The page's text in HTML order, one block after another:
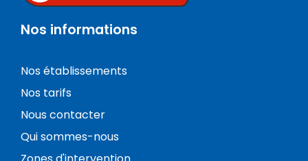
Nos informations
Nos établissements
Nos tarifs
Nous contacter
Qui sommes-nous